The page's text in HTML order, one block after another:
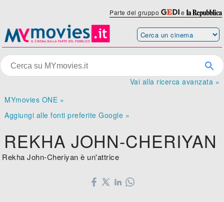
Parte del gruppo e
Vai alla ricerca avanzata »
MYmovies ONE »
Aggiungi alle fonti preferite Google »
REKHA JOHN-CHERIYAN
Rekha John-Cheriyan è un'attrice